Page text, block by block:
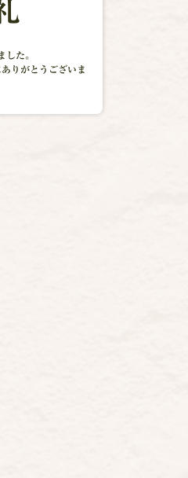
した。
りがとうございま